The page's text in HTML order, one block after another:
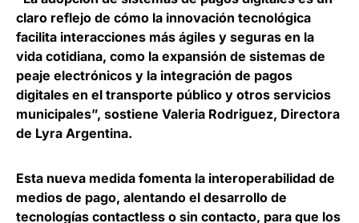
claro reflejo de cómo la innovación tecnológica
facilita interacciones más ágiles y seguras en la
vida cotidiana, como la expansión de sistemas de
peaje electrónicos y la integración de pagos
digitales en el transporte público y otros servicios
municipales”, sostiene Valeria Rodriguez, Directora
de Lyra Argentina.
Esta nueva medida fomenta la interoperabilidad de
medios de pago, alentando el desarrollo de
tecnologías contactless o sin contacto, para que los